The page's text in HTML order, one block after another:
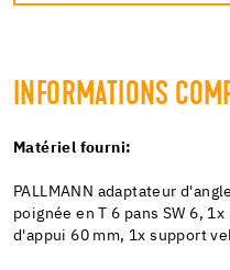
INFORMATIONS
Matériel fourni:
PALLMANN adaptateur
poignée en T 6 pans SW 6,
d'appui 60 mm, 1x support